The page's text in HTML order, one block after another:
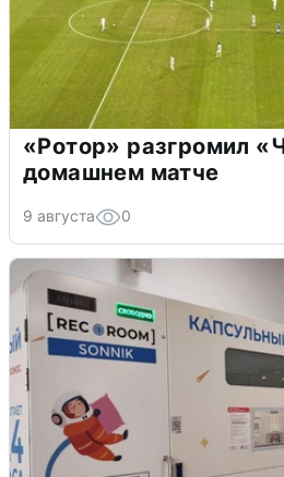
«Ротор» разгромил
домашнем матче
9 августа 0